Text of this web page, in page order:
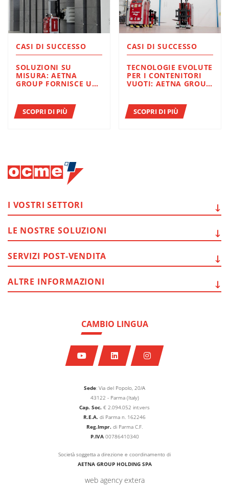
CASI DI SUCCESSO
SOLUZIONI SU
MISURA: AETNA
GROUP FORNISCE UN
THERMAL
INSULATION PER
SCOPRI DI PIÙ
CASI DI SUCCESSO
TECNOLOGIE EVOLUTE
PER I CONTENITORI
VUOTI: AETNA GROUP
STABILITÀ E
PROTEZIONE
SCOPRI DI PIÙ
Sede: Via del Popolo, 20/A
43122 - Parma (Italy)
Cap. Soc. € 2.094.052 int.vers
R.E.A. di Parma n. 162246
Reg.Impr. di Parma C.F.
P.IVA00786410340
Società soggetta a direzione e coordinamento di
AETNA GROUP HOLDING SPA
web agency extera
CAMBIO LINGUA
I VOSTRI SETTORI
LE NOSTRE SOLUZIONI
SERVIZI POST-VENDITA
ALTRE INFORMAZIONI